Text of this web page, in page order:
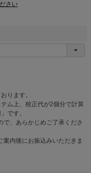
さい
ります。
ム上、校正代が2個分で計算
です。
で、あらかじめご了承くださ
内後にお振込みいただきま